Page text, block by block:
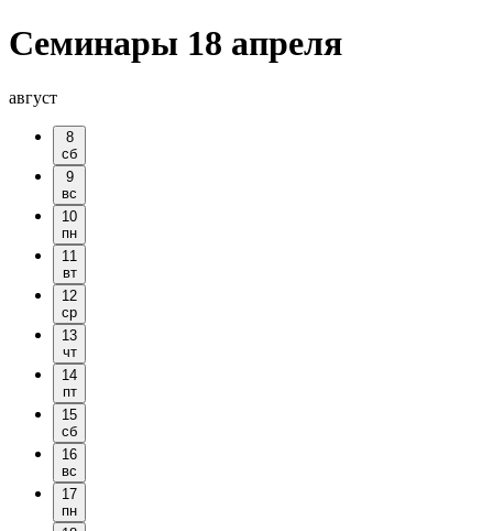
Семинары 18 апреля
август
8
сб
9
вс
10
пн
11
вт
12
ср
13
чт
14
пт
15
сб
16
вс
17
пн